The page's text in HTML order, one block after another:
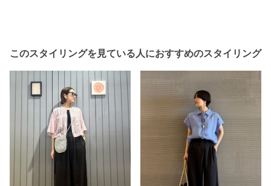
このスタイリングを見ている人におすすめのスタイリング